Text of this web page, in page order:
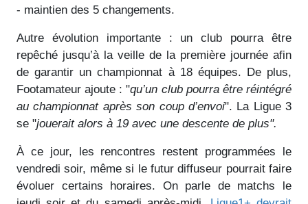
- maintien des 5 changements.
Autre évolution importante : un club pourra être
repêché jusqu’à la veille de la première journée afin
de garantir un championnat à 18 équipes. De plus,
Footamateur ajoute : "qu’un club pourra être réintégré
au championnat après son coup d’envoi". La Ligue 3
se "jouerait alors à 19 avec une descente de plus".
À ce jour, les rencontres restent programmées le
vendredi soir, même si le futur diffuseur pourrait faire
évoluer certains horaires. On parle de matchs le